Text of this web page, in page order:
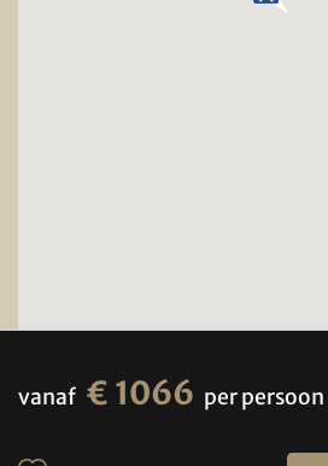
vanaf € 1066 per persoon